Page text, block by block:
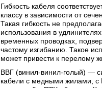
Гибкость кабеля
классу в зависимости от
Такая гибкость не
использования в
временных проводках,
частому изгибанию. Такое
может привести к перелому
ВВГ (винил-винил-голый) —
кабели с медными жилами, с